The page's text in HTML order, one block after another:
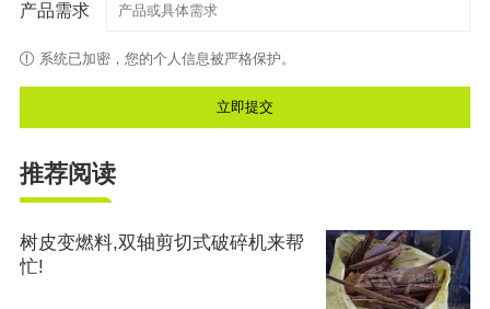
产品需求
系统已加密，您的个人信息被严格保护。
推荐阅读
树皮变燃料,双轴剪切式破碎机来帮
忙!